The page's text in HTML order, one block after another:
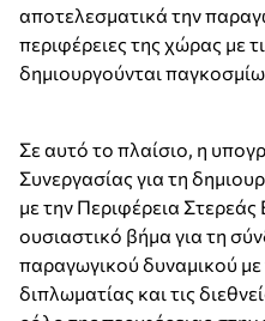
αποτελεσματικά την
περιφέρειες της χώρας με
δημιουργούνται
Σε αυτό το πλαίσιο, η
Συνεργασίας για τη
με την Περιφέρεια
ουσιαστικό βήμα για τη
παραγωγικού δυναμικού με
διπλωματίας και τις